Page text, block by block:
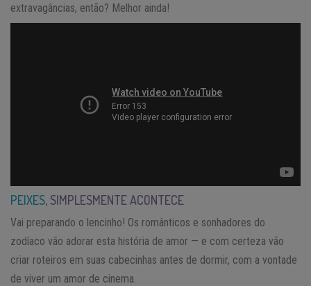
extravagâncias, então? Melhor ainda!
PEIXES, SIMPLESMENTE ACONTECE
Vai preparando o lencinho! Os românticos e sonhadores do
zodíaco vão adorar esta história de amor — e com certeza vão
criar roteiros em suas cabecinhas antes de dormir, com a vontade
de viver um amor de cinema.